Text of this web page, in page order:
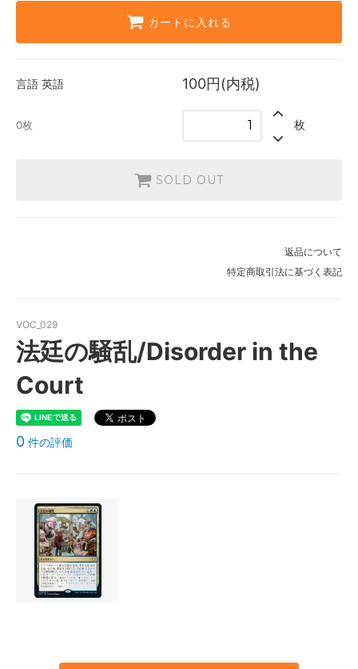
カートに入れる
言語 英語 100円(内税)
0枚 枚
SOLD OUT
返品について
特定商取引法に基づく表記
VOC_029
法廷の騒乱/Disorder in the
Court
0 件の評価